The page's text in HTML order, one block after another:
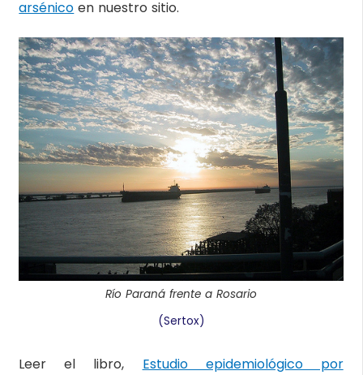
arsénico en nuestro sitio.
Río Paraná frente a Rosario
(Sertox)
Leer el libro, Estudio epidemiológico por